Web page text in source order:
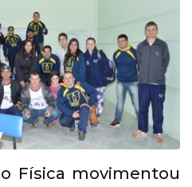
Física movimentou